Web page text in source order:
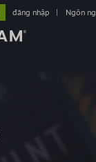
đăng nhập Ngôn